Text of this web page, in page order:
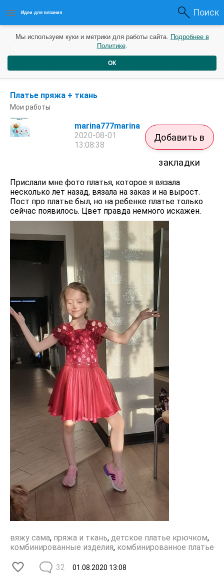
Идеи для вязания Поиск
marina777marina/Посты
Платье пряжа + ткань
Мои работы
marina777marina
2020-08-01
13:08:38
Добавить в
закладки
Прислали мне фото платья, которое я вязала
несколько лет назад, вязала на заказ и на вырост.
Пост про платье был, но на ребенке платье только
сейчас появилось. Цвет правда немного искажен.
вяжу сама, пряжа и ткань, детское платье крючком,
комбинированные изделия, комбинированное платье
01.08.2020 13:08
32
Мы используем куки и метрики для работы сайта. Подробнее в
Политике.
ОК